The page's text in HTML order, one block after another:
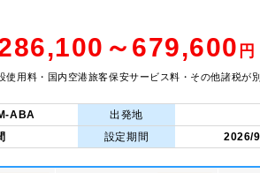
～679,600 円
使用料・国内空港旅客保安サービス料・その他諸税が
ABA 出発地
設定期間 2026/